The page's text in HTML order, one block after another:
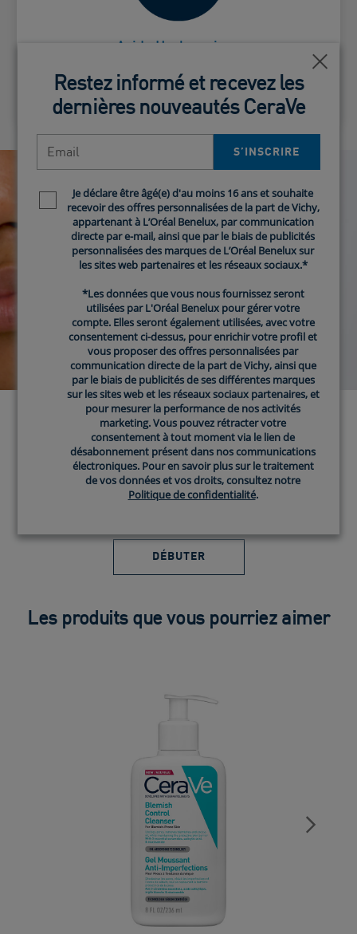
Acide Hyaluronique
TROUVEZ LES
PRODUITS CERAVE
FAITS POUR VOUS
DÉBUTER
Les produits que vous pourriez aimer
Restez informé et recevez les
dernières nouveautés CeraVe
S’INSCRIRE​
Newsletter policy
Je déclare être âgé(e) d'au moins 16 ans et souhaite
recevoir des offres personnalisées de la part de Vichy,
appartenant à L’Oréal Benelux, par communication
directe par e-mail, ainsi que par le biais de publicités
personnalisées des marques de L’Oréal Benelux sur
les sites web partenaires et les réseaux sociaux.*
*Les données que vous nous fournissez seront
utilisées par L'Oréal Benelux pour gérer votre
compte. Elles seront également utilisées, avec votre
consentement ci-dessus, pour enrichir votre profil et
vous proposer des offres personnalisées par
communication directe de la part de Vichy, ainsi que
par le biais de publicités de ses différentes marques
sur les sites web et les réseaux sociaux partenaires, et
pour mesurer la performance de nos activités
marketing. Vous pouvez rétracter votre
consentement à tout moment via le lien de
désabonnement présent dans nos communications
électroniques. Pour en savoir plus sur le traitement
de vos données et vos droits, consultez notre
Politique de confidentialité.
Restez informé et recevez les
dernières nouveautés CeraVe
S’INSCRIRE​
Newsletter policy
Je déclare être âgé(e) d'au moins 16 ans et souhaite
recevoir des offres personnalisées de la part de Vichy,
appartenant à L’Oréal Benelux, par communication
directe par e-mail, ainsi que par le biais de publicités
personnalisées des marques de L’Oréal Benelux sur
les sites web partenaires et les réseaux sociaux.*
*Les données que vous nous fournissez seront
utilisées par L'Oréal Benelux pour gérer votre
compte. Elles seront également utilisées, avec votre
consentement ci-dessus, pour enrichir votre profil et
vous proposer des offres personnalisées par
communication directe de la part de Vichy, ainsi que
par le biais de publicités de ses différentes marques
sur les sites web et les réseaux sociaux partenaires, et
pour mesurer la performance de nos activités
marketing. Vous pouvez rétracter votre
consentement à tout moment via le lien de
désabonnement présent dans nos communications
électroniques. Pour en savoir plus sur le traitement
de vos données et vos droits, consultez notre
Politique de confidentialité.